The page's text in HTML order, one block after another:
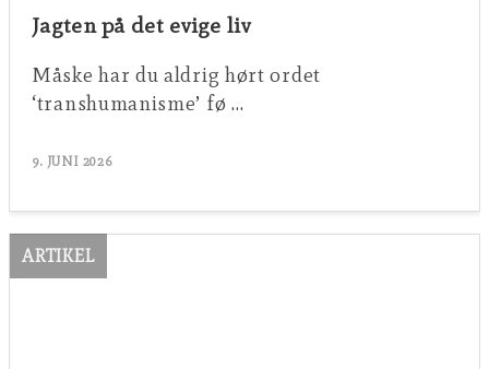
Jagten på det evige liv
Måske har du aldrig hørt ordet
‘transhumanisme’ fø …
9. JUNI 2026
ARTIKEL